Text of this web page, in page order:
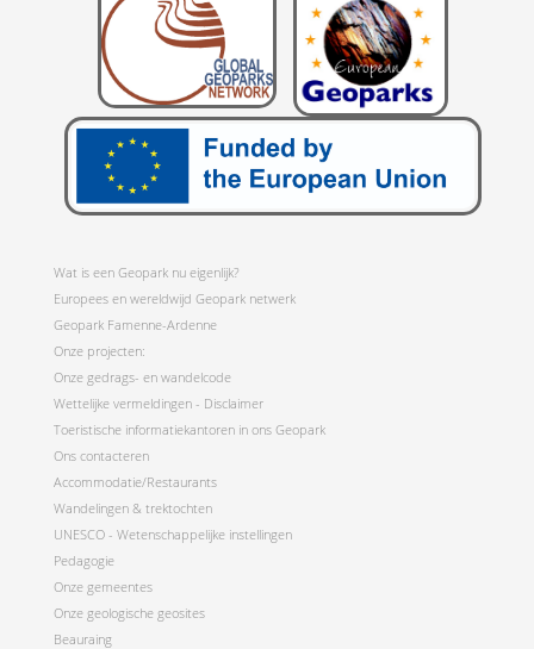
Wat is een Geopark nu eigenlijk?
Europees en wereldwijd Geopark netwerk
Geopark Famenne-Ardenne
Onze projecten:
Onze gedrags- en wandelcode
Wettelijke vermeldingen - Disclaimer
Toeristische informatiekantoren in ons Geopark
Ons contacteren
Accommodatie/Restaurants
Wandelingen & trektochten
UNESCO - Wetenschappelijke instellingen
Pedagogie
Onze gemeentes
Onze geologische geosites
Beauraing